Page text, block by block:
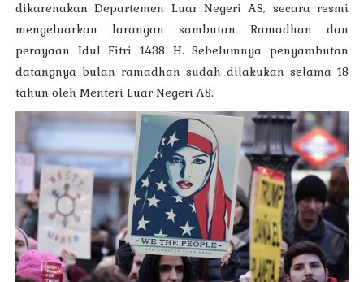
dikarenakan Departemen Luar Negeri AS, secara resmi
mengeluarkan larangan sambutan Ramadhan dan
perayaan Idul Fitri 1438 H. Sebelumnya penyambutan
datangnya bulan ramadhan sudah dilakukan selama 18
tahun oleh Menteri Luar Negeri AS.